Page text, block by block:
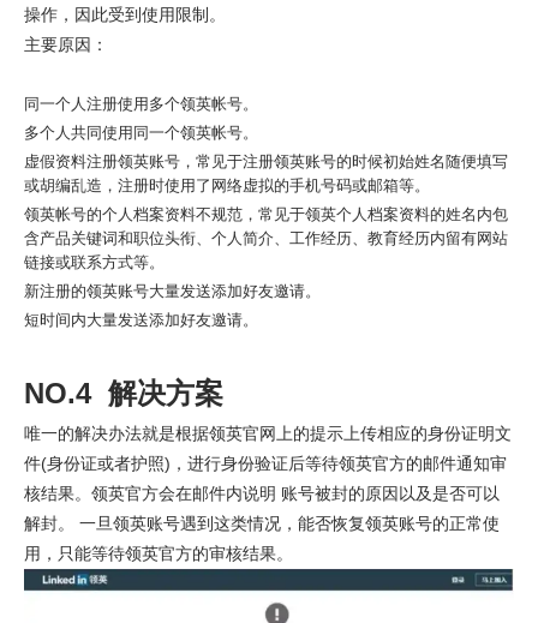
操作，因此受到使用限制。
主要原因：
同一个人注册使用多个领英帐号。
多个人共同使用同一个领英帐号。
虚假资料注册领英账号，常见于注册领英账号的时候初始姓名随便填写
或胡编乱造，注册时使用了网络虚拟的手机号码或邮箱等。
领英帐号的个人档案资料不规范，常见于领英个人档案资料的姓名内包
含产品关键词和职位头衔、个人简介、工作经历、教育经历内留有网站
链接或联系方式等。
新注册的领英账号大量发送添加好友邀请。
短时间内大量发送添加好友邀请。
NO.4 解决方案
唯一的解决办法就是根据领英官网上的提示上传相应的身份证明文
件(身份证或者护照)，进行身份验证后等待领英官方的邮件通知审
核结果。领英官方会在邮件内说明 账号被封的原因以及是否可以
解封。 一旦领英账号遇到这类情况，能否恢复领英账号的正常使
用，只能等待领英官方的审核结果。